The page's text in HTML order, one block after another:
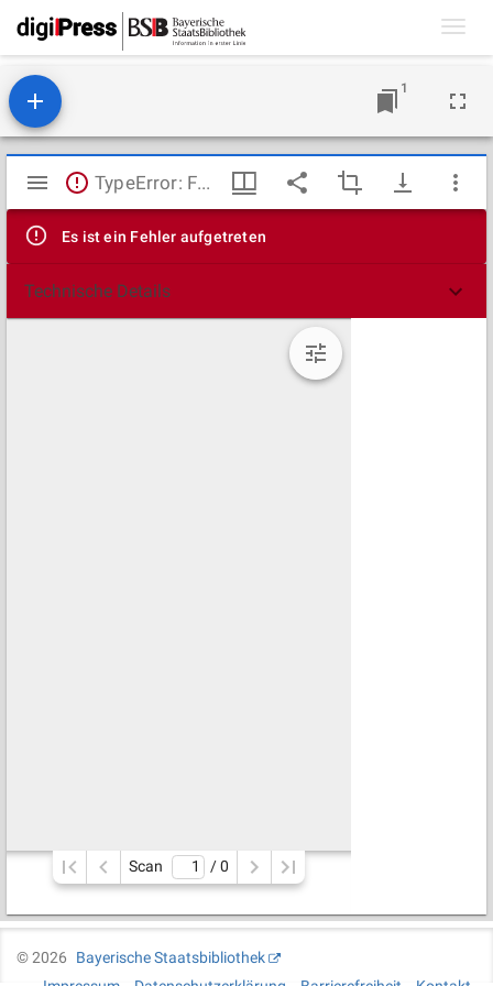
1
Mirador
Viewer
TypeError: Failed to fetch
Es ist ein Fehler aufgetreten
Technische Details
Scan / 0
©2026
Bayerische Staatsbibliothek